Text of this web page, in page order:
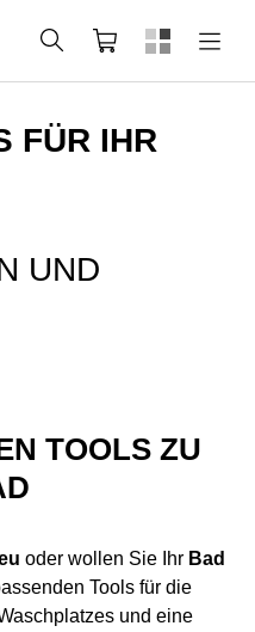
Suche Webshop
FÜR IHR
UND
TOOLS ZU
oder wollen Sie Ihr Bad
Tools für die
und eine